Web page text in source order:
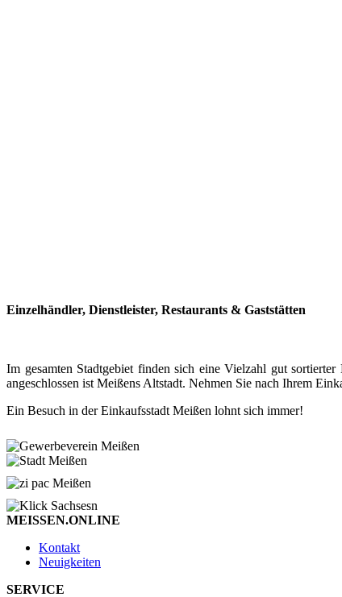
Einzelhändler, Dienstleister, Restaurants & Gaststätten
Im gesamten Stadtgebiet finden sich eine Vielzahl gut
angeschlossen ist Meißens Altstadt. Nehmen Sie nach Ihrem
Ein Besuch in der Einkaufsstadt Meißen lohnt sich immer!
MEISSEN.ONLINE
Kontakt
Neuigkeiten
SERVICE